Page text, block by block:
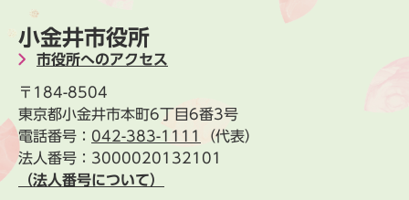
小金井市役所
市役所へのアクセス
〒184-8504
東京都小金井市本町6丁目6番3号
電話番号： 042-383-1111
（代表）
法人番号：3000020132101
（法人番号について）